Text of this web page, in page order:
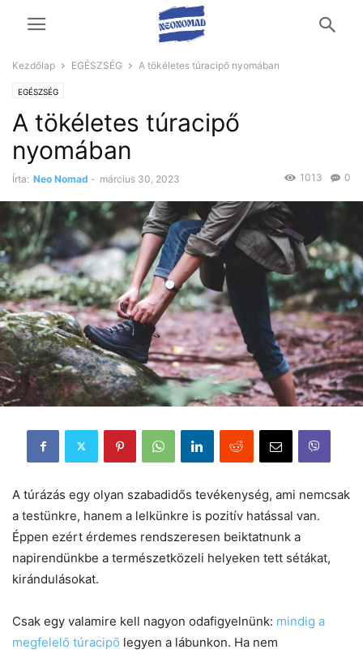
Kezdőlap EGÉSZSÉG A tökéletes túracipő nyomában
EGÉSZSÉG
A tökéletes túracipő
nyomában
Írta: Neo Nomad - március 30, 2023 0
1013
A túrázás egy olyan szabadidős tevékenység, ami nemcsak
a testünkre, hanem a lelkünkre is pozitív hatással van.
Éppen ezért érdemes rendszeresen beiktatnunk a
napirendünkbe a természetközeli helyeken tett sétákat,
kirándulásokat.
Csak egy valamire kell nagyon odafigyelnünk: mindig a
megfelelő túracipő legyen a lábunkon. Ha nem